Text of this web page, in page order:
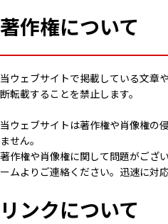
著作権について
当ウェブサイトで掲載している文章
断転載することを禁止します。
当ウェブサイトは著作権や肖像権の
ません。
著作権や肖像権に関して問題がござ
ームよりご連絡ください。迅速に対応
リンクについて